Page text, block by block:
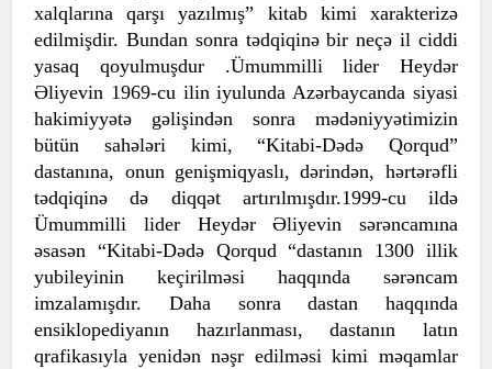
xalqlarına qarşı yazılmış” kitab kimi xarakterizə
edilmişdir. Bundan sonra tədqiqinə bir neçə il ciddi
yasaq qoyulmuşdur .Ümummilli lider Heydər
Əliyevin 1969-cu ilin iyulunda Azərbaycanda siyasi
hakimiyyətə gəlişindən sonra mədəniyyətimizin
bütün sahələri kimi, “Kitabi-Dədə Qorqud”
dastanına, onun genişmiqyaslı, dərindən, hərtərəfli
tədqiqinə də diqqət artırılmışdır.1999-cu ildə
Ümummilli lider Heydər Əliyevin sərəncamına
əsasən “Kitabi-Dədə Qorqud “dastanın 1300 illik
yubileyinin keçirilməsi haqqında sərəncam
imzalamışdır. Daha sonra dastan haqqında
ensiklopediyanın hazırlanması, dastanın latın
qrafikasıyla yenidən nəşr edilməsi kimi məqamlar